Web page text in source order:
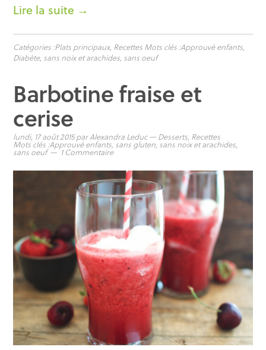
Lire la suite →
Catégories :Plats principaux, Recettes Mots clés :Approuvé enfants,
Diabète, sans noix et arachides, sans oeuf
Barbotine fraise et
cerise
lundi, 17 août 2015parAlexandra Leduc — Desserts, Recettes
Mots clés :Approuvé enfants, sans gluten, sans noix et arachides,
sans oeuf 1 Commentaire